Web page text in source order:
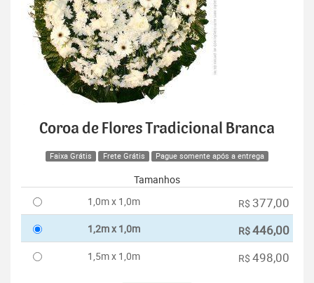
Coroa de Flores Tradicional Branca
Faixa Grátis Frete Grátis Pague somente após a entrega
Tamanhos
1,0m x 1,0m
R$ 377,00
1,2m x 1,0m R$446,00
1,5m x 1,0m R$ 498,00